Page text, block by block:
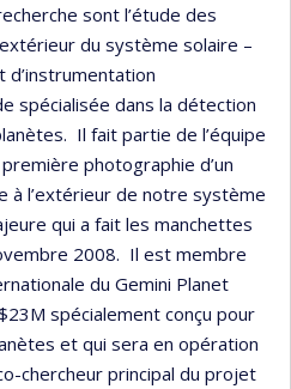
sont l’étude des
du système solaire –
d’instrumentation
spécialisée dans la détection
Il fait partie de l’équipe
photographie d’un
à l’extérieur de notre système
qui a fait les manchettes
2008. Il est membre
du Gemini Planet
spécialement conçu pour
et qui sera en opération
chercheur principal du projet